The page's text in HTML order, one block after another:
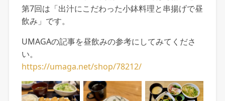
第7回は「出汁にこだわった小鉢料理と串揚げで昼
飲み」です。
UMAGAの記事を昼飲みの参考にしてみてくださ
い。
https://umaga.net/shop/78212/